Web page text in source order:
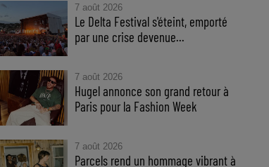
7 août 2026
Le Delta Festival s'éteint, emporté
par une crise devenue...
7 août 2026
Hugel annonce son grand retour à
Paris pour la Fashion Week
7 août 2026
Parcels rend un hommage vibrant à